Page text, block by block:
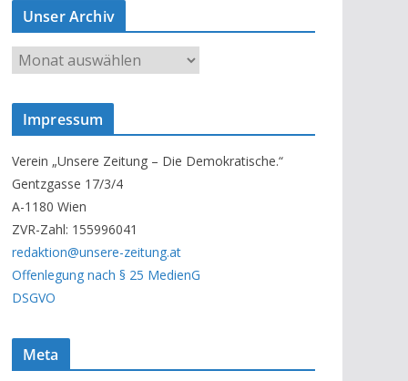
Unser Archiv
U
n
s
A
r
c
h
i
v
Impressum
Verein „Unsere Zeitung – Die Demokratische.“
Gentzgasse 17/3/4
A-1180 Wien
ZVR-Zahl: 155996041
redaktion@unsere-zeitung.at
Offenlegung nach § 25 MedienG
DSGVO
Meta